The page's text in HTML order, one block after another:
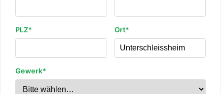
PLZ* Ort*
Gewerk*